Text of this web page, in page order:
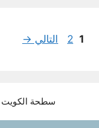
Page
Page
2 التالي→
سطحة الكويت -